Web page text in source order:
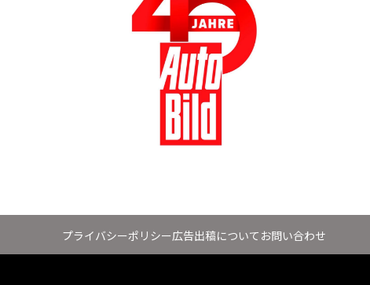
プライバシーポリシー広告出稿について お問い合わせ